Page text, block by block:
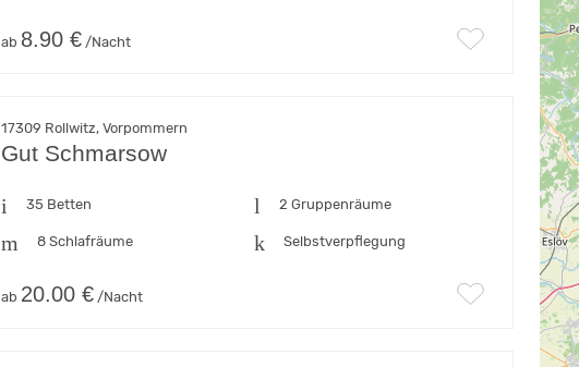
ab 8.90 € /Nacht
17309 Rollwitz, Vorpommern
Gut Schmarsow
35 Betten 2 Gruppenräume
8 Schlafräume Selbstverpflegung
ab 20.00 € /Nacht